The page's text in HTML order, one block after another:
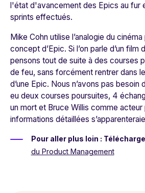
l'état d'avancement des Epics au fur
sprints effectués.
Mike Cohn utilise l’analogie du
concept d’Epic. Si l’on parle d’un film
pensons tout de suite à des courses
de feu, sans forcément rentrer dans le
d’une Epic. Nous n’avons pas besoin
eu deux courses poursuites, 4
un mort et Bruce Willis comme acteur
informations détaillées
Pour aller plus loin :
du Product Management